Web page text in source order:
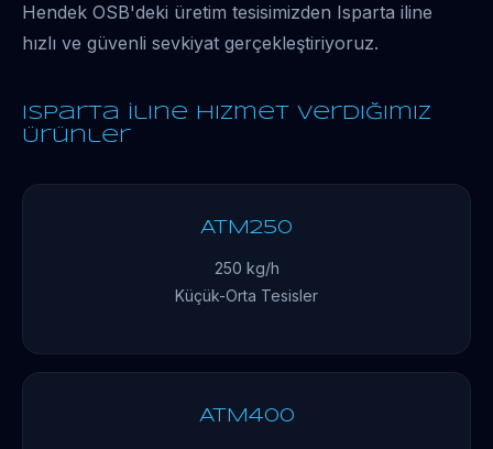
Hendek OSB'deki üretim tesisimizden Isparta iline
hızlı ve güvenli sevkiyat gerçekleştiriyoruz.
Isparta İline Hizmet Verdiğimiz
Ürünler
ATM250
250 kg/h
Küçük-Orta Tesisler
ATM400